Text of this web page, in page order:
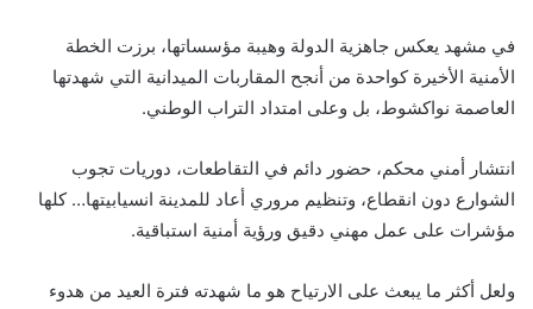
في مشهد يعكس جاهزية الدولة وهيبة مؤسساتها، برزت الخطة
الأمنية الأخيرة كواحدة من أنجح المقاربات الميدانية التي شهدتها
العاصمة نواكشوط، بل وعلى امتداد التراب الوطني.
انتشار أمني محكم، حضور دائم في التقاطعات، دوريات تجوب
الشوارع دون انقطاع، وتنظيم مروري أعاد للمدينة انسيابيتها… كلها
مؤشرات على عمل مهني دقيق ورؤية أمنية استباقية.
ولعل أكثر ما يبعث على الارتياح هو ما شهدته فترة العيد من هدوء